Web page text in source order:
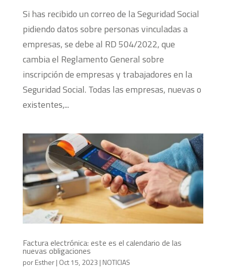
Si has recibido un correo de la Seguridad Social
pidiendo datos sobre personas vinculadas a
empresas, se debe al RD 504/2022, que
cambia el Reglamento General sobre
inscripción de empresas y trabajadores en la
Seguridad Social. Todas las empresas, nuevas o
existentes,...
Factura electrónica: este es el calendario de las
nuevas obligaciones
porEsther| Oct 15, 2023 | NOTICIAS